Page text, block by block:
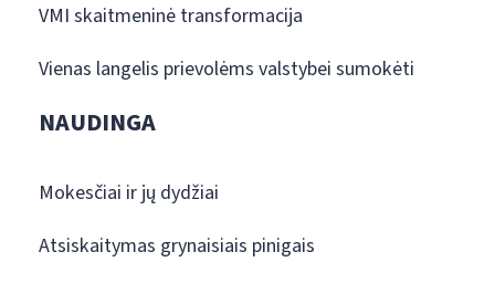
VMI skaitmeninė transformacija
Vienas langelis prievolėms valstybei sumokėti
NAUDINGA
Mokesčiai ir jų dydžiai
Atsiskaitymas grynaisiais pinigais